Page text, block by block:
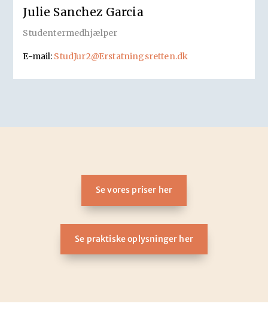
Julie Sanchez Garcia
Studentermedhjælper
E-mail: StudJur2@Erstatningsretten.dk
Se vores priser her
Se praktiske oplysninger her